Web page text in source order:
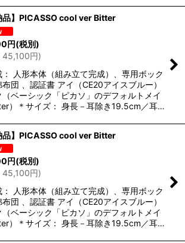
品】PICASSO cool ver Bitter
円(税別)
45,100円)
： 人形本体（組み立て完成）、専用ボック
布団 、認証書 アイ（CE20アイスブルー）
（ベーシック「ピカソ」のデフォルトメイ
）＊サイズ： 身長－耳除き19.5cm／耳…
品】PICASSO cool ver Bitter
円(税別)
45,100円)
： 人形本体（組み立て完成）、専用ボック
布団 、認証書 アイ（CE20アイスブルー）
（ベーシック「ピカソ」のデフォルトメイ
）＊サイズ： 身長－耳除き19.5cm／耳…